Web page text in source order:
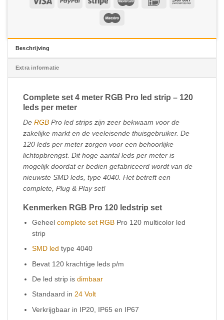
Beschrijving
Extra informatie
Complete set 4 meter RGB Pro led strip – 120
leds per meter
De RGB Pro led strips zijn zeer bekwaam voor de
zakelijke markt en de veeleisende thuisgebruiker. De
120 leds per meter zorgen voor een behoorlijke
lichtopbrengst. Dit hoge aantal leds per meter is
mogelijk doordat er bedien gefabriceerd wordt van de
nieuwste SMD leds, type 4040. Het betreft een
complete, Plug & Play set!
Kenmerken RGB Pro 120 ledstrip set
Geheelcomplete set RGB Pro 120 multicolor led
strip
SMD led type 4040
Bevat 120 krachtige leds p/m
De led strip isdimbaar
Standaard in24 Volt
Verkrijgbaar in IP20, IP65 en IP67